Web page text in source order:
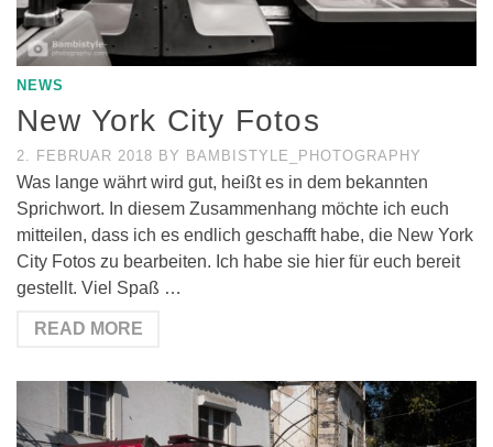
NEWS
New York City Fotos
2. FEBRUAR 2018 BY BAMBISTYLE_PHOTOGRAPHY
Was lange währt wird gut, heißt es in dem bekannten
Sprichwort. In diesem Zusammenhang möchte ich euch
mitteilen, dass ich es endlich geschafft habe, die New York
City Fotos zu bearbeiten. Ich habe sie hier für euch bereit
gestellt. Viel Spaß …
READ MORE